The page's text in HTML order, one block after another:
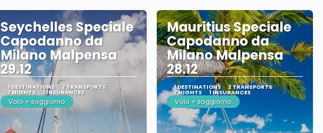
Seychelles Speciale
Capodanno da
Milano Malpensa
29.12
1 DESTINATIONS 2 TRANSPORTS
7 NIGHTS 1 INSURANCES
Volo + soggiorno
Mauritius Speciale
Capodanno da
Milano Malpensa
28.12
1 DESTINATIONS 2 TRANSPORTS
7 NIGHTS 1 INSURANCES
Volo + soggiorno